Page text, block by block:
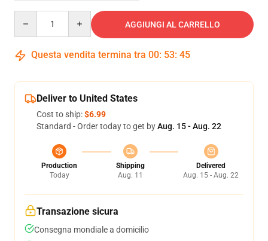
AGGIUNGI AL CARRELLO
Questa vendita termina tra 00: 53: 45
Deliver to United States
Cost to ship:$6.99
Standard - Order today to get byAug. 15 - Aug. 22
Production
Today
Shipping
Aug. 11
Delivered
Aug. 15 - Aug. 22
Transazione sicura
Consegna mondiale a domicilio